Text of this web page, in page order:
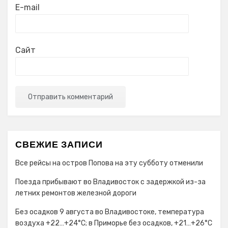
E-mail
Сайт
СВЕЖИЕ ЗАПИСИ
Все рейсы на остров Попова на эту субботу отменили
Поезда прибывают во Владивосток с задержкой из-за
летних ремонтов железной дороги
Без осадков 9 августа во Владивостоке, температура
воздуха +22…+24°C; в Приморье без осадков, +21…+26°C